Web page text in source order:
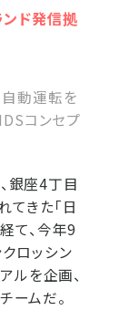
ド発信拠
動運転を
コンセプ
銀座4丁目
きた「日
て、今年9
ロッシン
ルを企画、
ームだ。